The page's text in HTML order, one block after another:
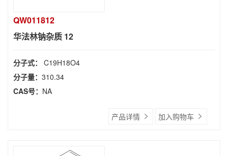
QW011812
华法林钠杂质 12
分子式： C19H18O4
分子量： 310.34
CAS号： NA
产品详情 加入购物车